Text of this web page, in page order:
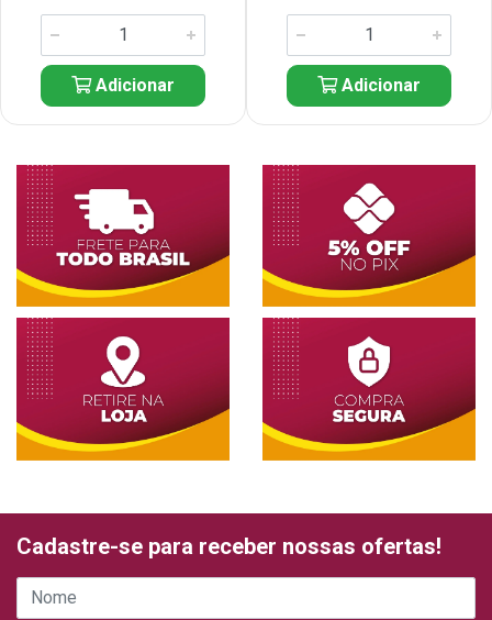
Adicionar Adicionar
Cadastre-se para receber nossas ofertas!